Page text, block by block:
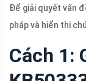
Để giải quyết vấn
pháp và hiển thị
Cách 1: